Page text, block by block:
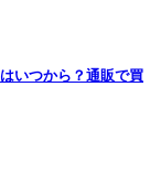
いつから？通販で買